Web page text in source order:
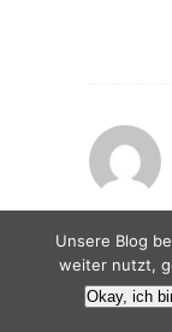
Unsere Blog
weiter nutzt,
Okay, ich